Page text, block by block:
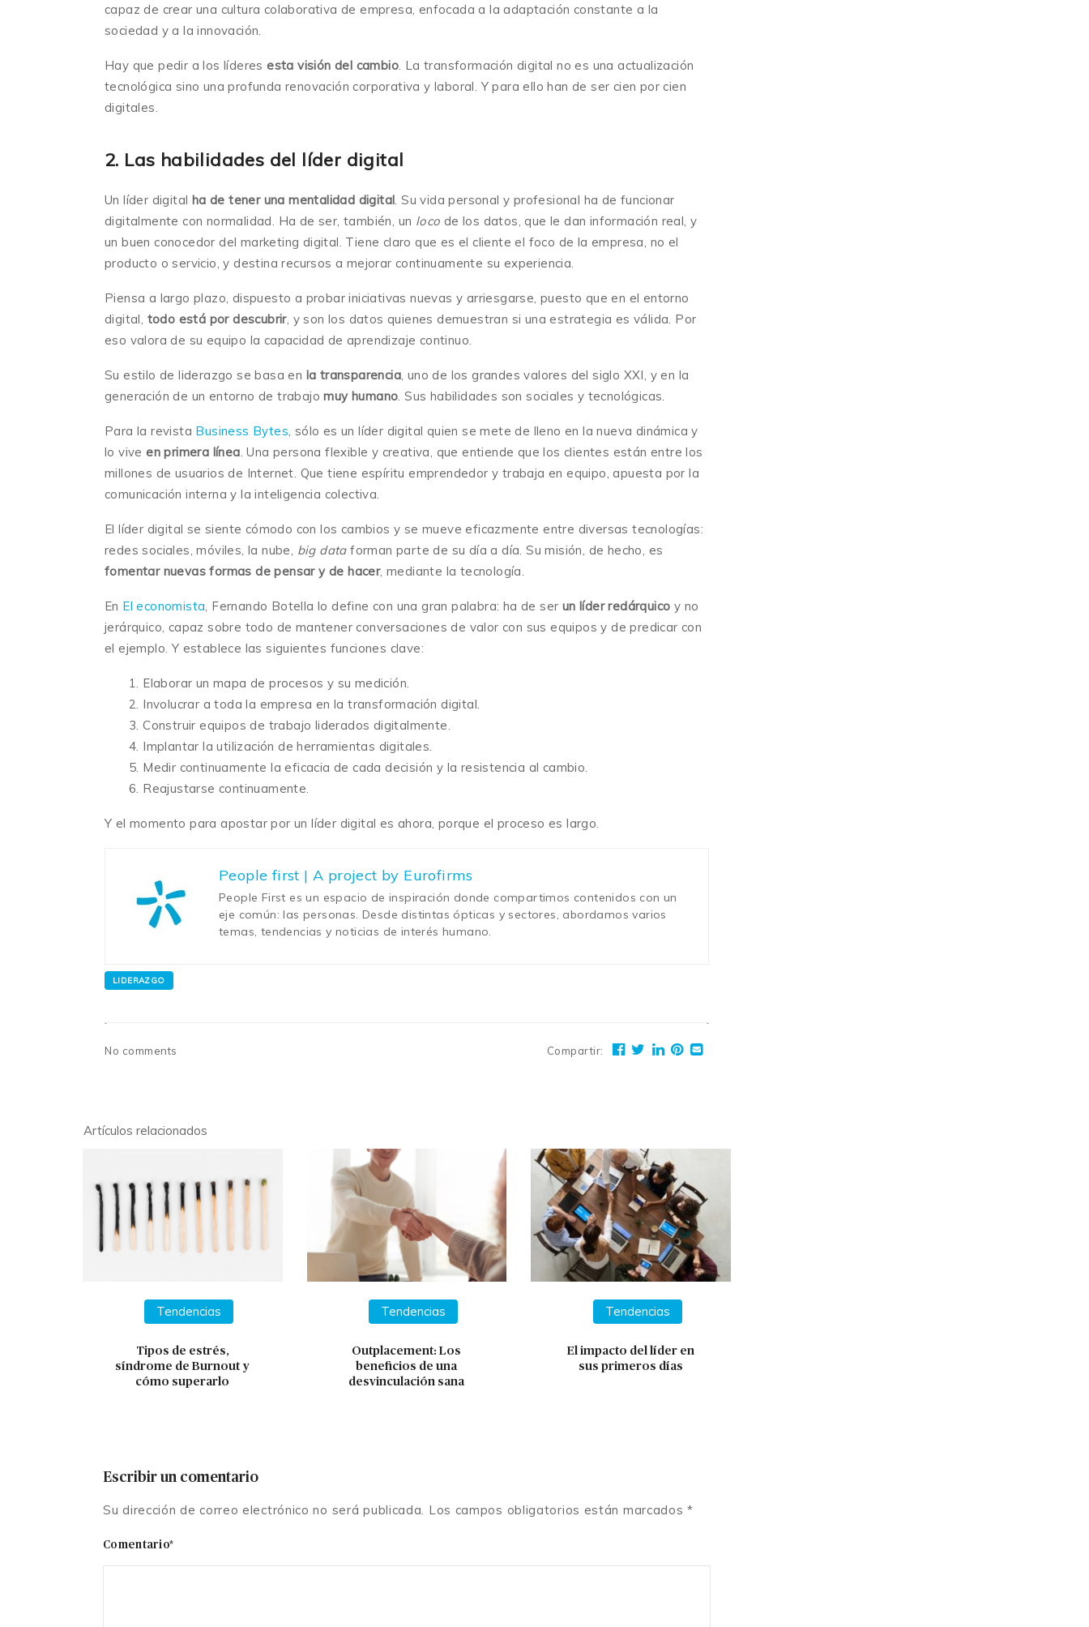
capaz de crear una cultura colaborativa de empresa, enfocada a la adaptación constante a la
sociedad y a la innovación.
Hay que pedir a los líderesesta visión del cambio. La transformación digital no es una actualización
tecnológica sino una profunda renovación corporativa y laboral. Y para ello han de ser cien por cien
digitales.
2. Las habilidades del líder digital
Un líder digital ha de tener una mentalidad digital. Su vida personal y profesional ha de funcionar
digitalmente con normalidad. Ha de ser, también, un loco de los datos, que le dan información real, y
un buen conocedor del marketing digital. Tiene claro que es el cliente el foco de la empresa, no el
producto o servicio, y destina recursos a mejorar continuamente su experiencia.
Piensa a largo plazo, dispuesto a probar iniciativas nuevas y arriesgarse, puesto que en el entorno
digital, todo está por descubrir, y son los datos quienes demuestran si una estrategia es válida. Por
eso valora de su equipo la capacidad de aprendizaje continuo.
Su estilo de liderazgo se basa en la transparencia, uno de los grandes valores del siglo XXI, y en la
generación de un entorno de trabajomuy humano. Sus habilidades son sociales y tecnológicas.
Para la revista Business Bytes, sólo es un líder digital quien se mete de lleno en la nueva dinámica y
lo viveen primera línea. Una persona flexible y creativa, que entiende que los clientes están entre los
millones de usuarios de Internet. Que tiene espíritu emprendedor y trabaja en equipo, apuesta por la
comunicación interna y la inteligencia colectiva.
El líder digital se siente cómodo con los cambios y se mueve eficazmente entre diversas tecnologías:
redes sociales, móviles, la nube, big dataforman parte de su día a día. Su misión, de hecho, es
fomentar nuevas formas de pensar y de hacer, mediante la tecnología.
En El economista, Fernando Botella lo define con una gran palabra: ha de ser un líder redárquico y no
jerárquico, capaz sobre todo de mantener conversaciones de valor con sus equipos y de predicar con
el ejemplo. Y establece las siguientes funciones clave:
1. Elaborar un mapa de procesos y su medición.
2. Involucrar a toda la empresa en la transformación digital.
3. Construir equipos de trabajo liderados digitalmente.
4. Implantar la utilización de herramientas digitales.
5. Medir continuamente la eficacia de cada decisión y la resistencia al cambio.
6. Reajustarse continuamente.
Y el momento para apostar por un líder digital es ahora, porque el proceso es largo.
People first | A project by Eurofirms
People First es un espacio de inspiración donde compartimos contenidos con un
eje común: las personas. Desde distintas ópticas y sectores, abordamos varios
temas, tendencias y noticias de interés humano.
LIDERAZGO
No comments Compartir:
Artículos relacionados
Tendencias
Tipos de estrés,
síndrome de Burnout y
cómo superarlo
Tendencias
Outplacement: Los
beneficios de una
desvinculación sana
Tendencias
El impacto del líder en
sus primeros días
Escribir un comentario
Su dirección de correo electrónico no será publicada. Los campos obligatorios están marcados *
Comentario*